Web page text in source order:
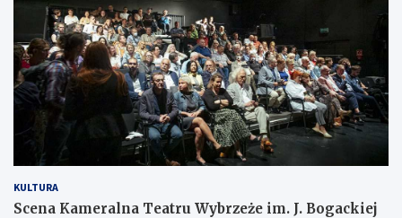
KULTURA
Scena Kameralna Teatru Wybrzeże im. J. Bogackiej